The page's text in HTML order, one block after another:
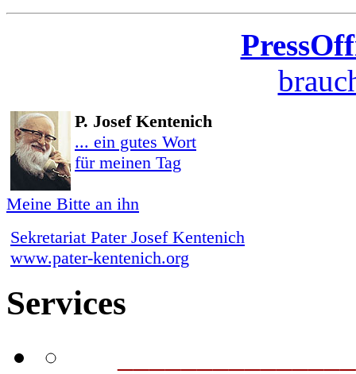
P. Josef Kentenich
... ein gutes Wort
für meinen Tag
Meine Bitte an ihn
Sekretariat Pater Josef Kentenich
www.pater-kentenich.org
Services